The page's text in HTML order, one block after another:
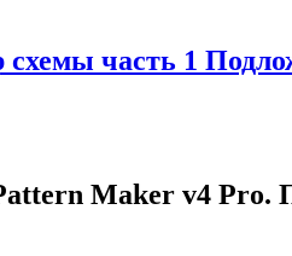
часть 1
Maker v4 Pro.